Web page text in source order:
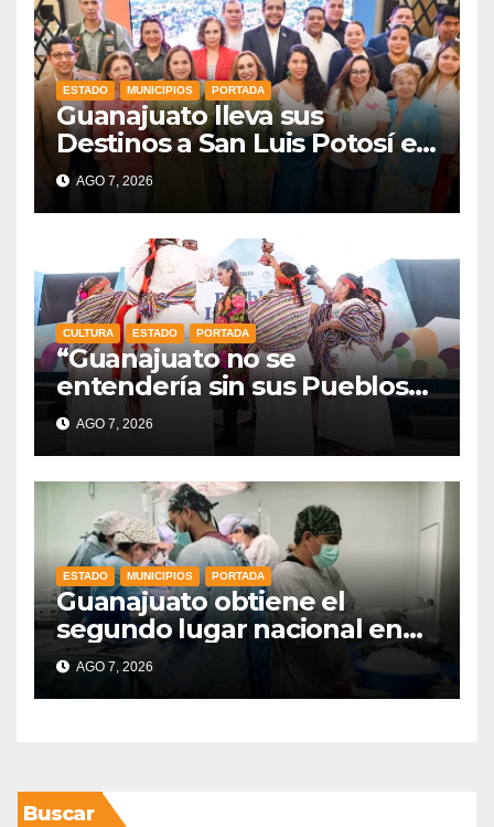
ESTADO MUNICIPIOS PORTADA
Guanajuato lleva sus
Destinos a San Luis Potosí en
vísperas de la FENAPO
AGO 7, 2026
CULTURA ESTADO PORTADA
“Guanajuato no se
entendería sin sus Pueblos
Indígenas”: Libia Dennise
fortalece el orgullo del
AGO 7, 2026
ESTADO MUNICIPIOS PORTADA
Guanajuato obtiene el
segundo lugar nacional en
procuración de órganos
AGO 7, 2026
Buscar